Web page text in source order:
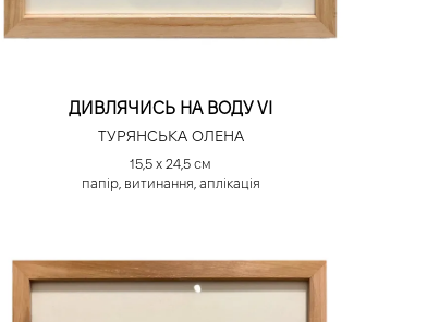
ДИВЛЯЧИСЬ НА ВОДУ VI
ТУРЯНСЬКА ОЛЕНА
15,5 х 24,5 см
папір, витинання, аплікація